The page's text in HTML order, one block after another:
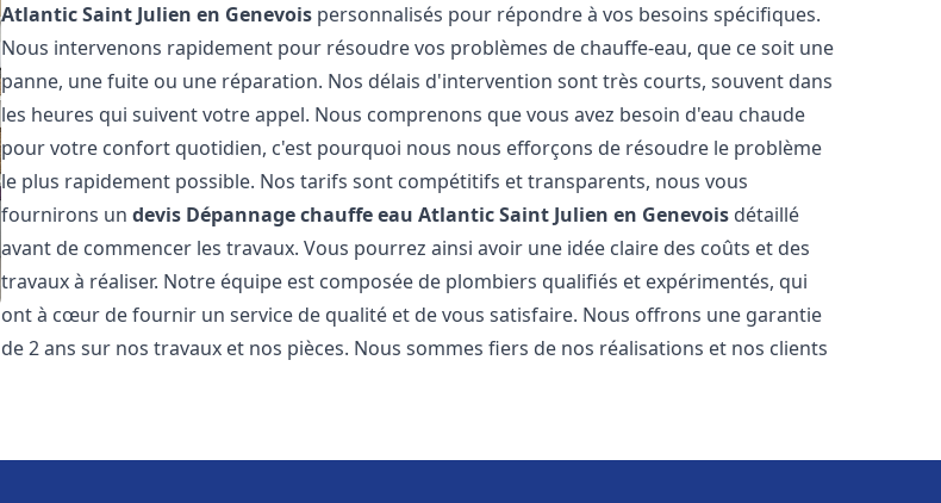
AtlanticSaint Julien en Genevois personnalisés pour répondre à vos besoins spécifiques.
Nous intervenons rapidement pour résoudre vos problèmes de chauffe-eau, que ce soit une
panne, une fuite ou une réparation. Nos délais d'intervention sont très courts, souvent dans
les heures qui suivent votre appel. Nous comprenons que vous avez besoin d'eau chaude
pour votre confort quotidien, c'est pourquoi nous nous efforçons de résoudre le problème
le plus rapidement possible. Nos tarifs sont compétitifs et transparents, nous vous
fournirons undevis Dépannage chauffe eau AtlanticSaint Julien en Genevois détaillé
avant de commencer les travaux. Vous pourrez ainsi avoir une idée claire des coûts et des
travaux à réaliser. Notre équipe est composée de plombiers qualifiés et expérimentés, qui
ont à cœur de fournir un service de qualité et de vous satisfaire. Nous offrons une garantie
de 2 ans sur nos travaux et nos pièces. Nous sommes fiers de nos réalisations et nos clients